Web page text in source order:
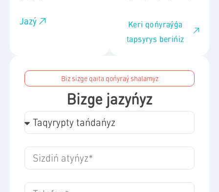
Jazý
Keri qońyraýǵa
tapsyrys berińiz
Biz sizge qaıta qońyraý shalamyz
Bizge jazyńyz